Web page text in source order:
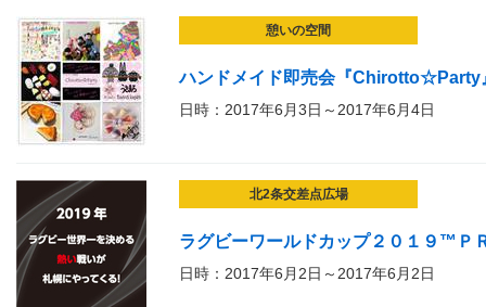
憩いの空間
ハンドメイド即売会『Chirotto☆Party
日時：2017年6月3日～2017年6月4日
北2条交差点広場
ラグビーワールドカップ２０１９™Ｐ
日時：2017年6月2日～2017年6月2日